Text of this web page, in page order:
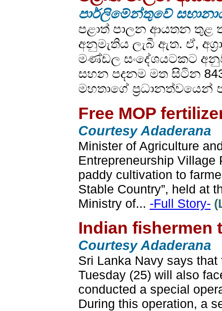
පාර්ලිමේන්තුවේ
පළාත් පාලන ආයතන තුළ
අනුමැතිය ලැබී ඇත. ඒ,
මණ්ඩල සංදේශයටකට
සහන පදනම මත සිටින
මහතාගේ ප්‍රධානත්වයෙන්
Free MOP
Courtesy Adaderana
Minister of Agriculture
Entrepreneurship Village
paddy cultivation to
Stable Country”, held at
Ministry of... -Full Story-
Indian fishermen
Courtesy Adaderana
Sri Lanka Navy says
Tuesday (25) will also
conducted a special
During this operation, a